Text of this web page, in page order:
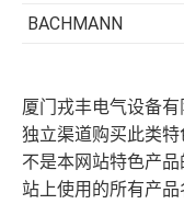
BACHMANN
厦门戎丰电气设备有
独立渠道购买此类
不是本网站特色产
站上使用的所有产